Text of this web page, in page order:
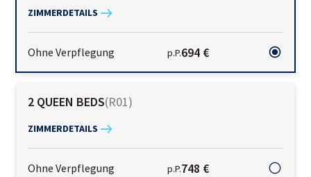
ZIMMERDETAILS
Ohne Verpflegung p.P.694 €
2 QUEEN BEDS(R01)
ZIMMERDETAILS
Ohne Verpflegung p.P.748 €